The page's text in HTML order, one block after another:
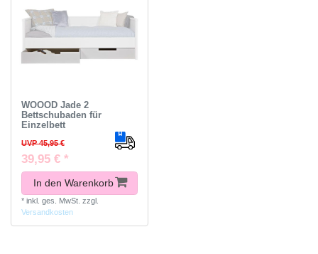
WOOOD Jade 2
Bettschubaden für
Einzelbett
UVP 45,95 €
39,95 € *
In den Warenkorb
* inkl. ges. MwSt. zzgl.
Versandkosten